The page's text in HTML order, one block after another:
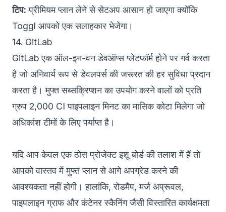
टिप: प्रीमियम प्लान लेने से सेटअप आसान हो जाएगा क्योंकि
Toggl आपको एक सलाहकार भेजेगा।
14. GitLab
GitLabएक ऑल-इन-वन डेवऑप्स प्लेटफॉर्म होने पर गर्व करता
है जो अनिवार्य रूप से डेवलपर्स की जरूरत की हर सुविधा प्रदान
करता है। मुफ्त सब्सक्रिप्शन का उपयोग करने वालों को प्रति
ग्रुप 2,000 CI पाइपलाइन मिनट का मासिक कोटा मिलेगा जो
अधिकांश टीमों के लिए पर्याप्त है।
यदि आप केवल एक ठोस प्रोजेक्ट इशू बोर्ड की तलाश में हैं तो
आपको वास्तव में मुफ्त प्लान से आगे अपग्रेड करने की
आवश्यकता नहीं होगी। हालांकि, रोडमैप, मर्ज अप्रूवल,
पाइपलाइन ग्राफ और कंटेनर स्कैनिंग जैसी विस्तारित कार्यक्षमता